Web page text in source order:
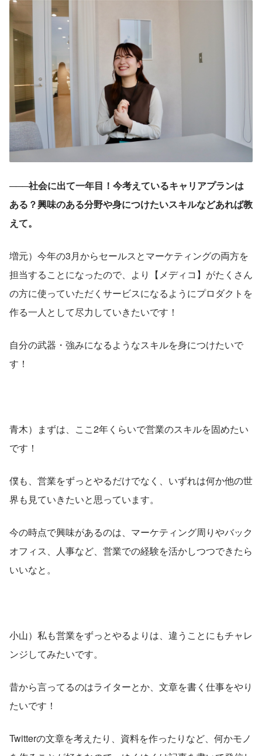
───社会に出て一年目！今考えているキャリアプランは
ある？興味のある分野や身につけたいスキルなどあれば教
えて。
増元）今年の3月からセールスとマーケティングの両方を
担当することになったので、より【メディコ】がたくさん
の方に使っていただくサービスになるようにプロダクトを
作る一人として尽力していきたいです！
自分の武器・強みになるようなスキルを身につけたいで
す！
青木）まずは、ここ2年くらいで営業のスキルを固めたい
です！
僕も、営業をずっとやるだけでなく、いずれは何か他の世
界も見ていきたいと思っています。
今の時点で興味があるのは、マーケティング周りやバック
オフィス、人事など、営業での経験を活かしつつできたら
いいなと。
小山）私も営業をずっとやるよりは、違うことにもチャレ
ンジしてみたいです。
昔から言ってるのはライターとか、文章を書く仕事をやり
たいです！
Twitterの文章を考えたり、資料を作ったりなど、何かモノ